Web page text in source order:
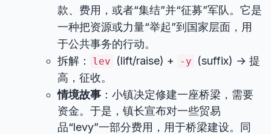
款、费用，或者“集结”并“征募”军队。它是
一种把资源或力量“举起”到国家层面，用
于公共事务的行动。
拆解：
lev (lift/raise) + -y
(suffix) → 提
高，征收。
情境故事 ：小镇决定修建一座桥梁，需要
资金。于是，镇长宣布对一些贸易
品“levy”一部分费用，用于桥梁建设。同